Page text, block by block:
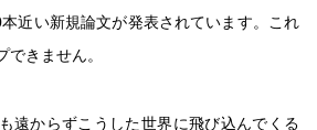
近い新規論文が発表されています。これ
きません。
遠からずこうした世界に飛び込んでくる